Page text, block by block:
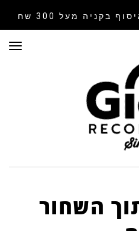
בקניה מעל 300 שח
השחור